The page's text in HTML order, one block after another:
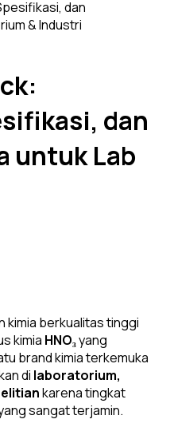
dan
untuk Lab
kimia berkualitas tinggi
kimia HNO₃yang
brand kimia terkemuka
di laboratorium,
karena tingkat
sangat terjamin.